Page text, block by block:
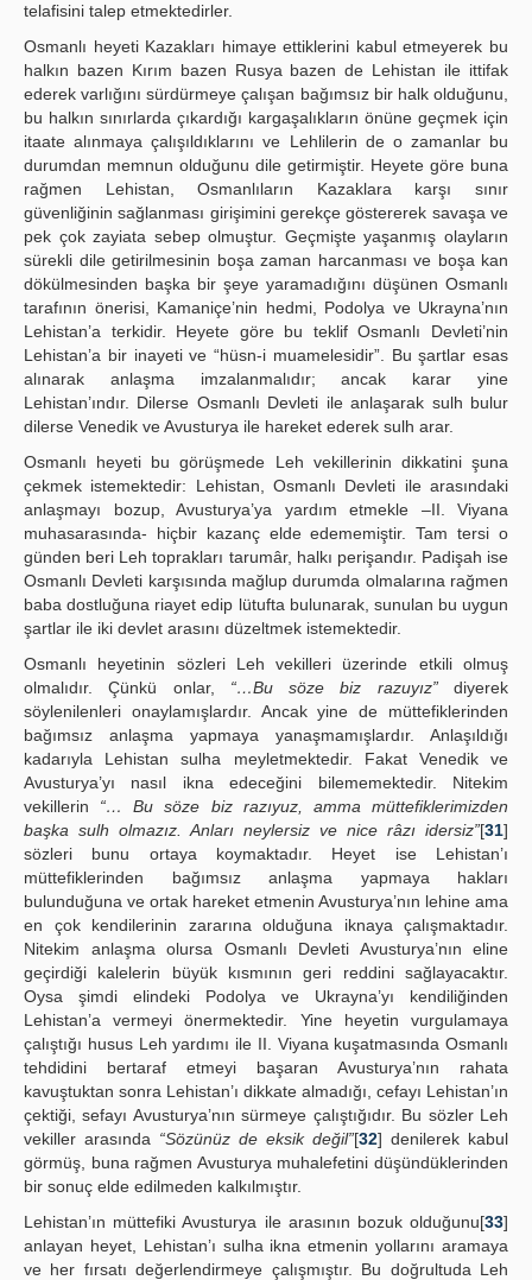
telafisini talep etmektedirler.
Osmanlı heyeti Kazakları himaye ettiklerini kabul etmeyerek bu
halkın bazen Kırım bazen Rusya bazen de Lehistan ile ittifak
ederek varlığını sürdürmeye çalışan bağımsız bir halk olduğunu,
bu halkın sınırlarda çıkardığı kargaşalıkların önüne geçmek için
itaate alınmaya çalışıldıklarını ve Lehlilerin de o zamanlar bu
durumdan memnun olduğunu dile getirmiştir. Heyete göre buna
rağmen Lehistan, Osmanlıların Kazaklara karşı sınır
güvenliğinin sağlanması girişimini gerekçe göstererek savaşa ve
pek çok zayiata sebep olmuştur. Geçmişte yaşanmış olayların
sürekli dile getirilmesinin boşa zaman harcanması ve boşa kan
dökülmesinden başka bir şeye yaramadığını düşünen Osmanlı
tarafının önerisi, Kamaniçe’nin hedmi, Podolya ve Ukrayna’nın
Lehistan’a terkidir. Heyete göre bu teklif Osmanlı Devleti’nin
Lehistan’a bir inayeti ve “hüsn-i muamelesidir”. Bu şartlar esas
alınarak anlaşma imzalanmalıdır; ancak karar yine
Lehistan’ındır. Dilerse Osmanlı Devleti ile anlaşarak sulh bulur
dilerse Venedik ve Avusturya ile hareket ederek sulh arar.
Osmanlı heyeti bu görüşmede Leh vekillerinin dikkatini şuna
çekmek istemektedir: Lehistan, Osmanlı Devleti ile arasındaki
anlaşmayı bozup, Avusturya’ya yardım etmekle –II. Viyana
muhasarasında- hiçbir kazanç elde edememiştir. Tam tersi o
günden beri Leh toprakları tarumâr, halkı perişandır. Padişah ise
Osmanlı Devleti karşısında mağlup durumda olmalarına rağmen
baba dostluğuna riayet edip lütufta bulunarak, sunulan bu uygun
şartlar ile iki devlet arasını düzeltmek istemektedir.
Osmanlı heyetinin sözleri Leh vekilleri üzerinde etkili olmuş
olmalıdır. Çünkü onlar, “…Bu söze biz razuyız”diyerek
söylenilenleri onaylamışlardır. Ancak yine de müttefiklerinden
bağımsız anlaşma yapmaya yanaşmamışlardır. Anlaşıldığı
kadarıyla Lehistan sulha meyletmektedir. Fakat Venedik ve
Avusturya’yı nasıl ikna edeceğini bilememektedir. Nitekim
vekillerin “… Bu söze biz razıyuz, amma müttefiklerimizden
başka sulh olmazız. Anları neylersiz ve nice râzı idersiz”[31]
sözleri bunu ortaya koymaktadır. Heyet ise Lehistan’ı
müttefiklerinden bağımsız anlaşma yapmaya hakları
bulunduğuna ve ortak hareket etmenin Avusturya’nın lehine ama
en çok kendilerinin zararına olduğuna iknaya çalışmaktadır.
Nitekim anlaşma olursa Osmanlı Devleti Avusturya’nın eline
geçirdiği kalelerin büyük kısmının geri reddini sağlayacaktır.
Oysa şimdi elindeki Podolya ve Ukrayna’yı kendiliğinden
Lehistan’a vermeyi önermektedir. Yine heyetin vurgulamaya
çalıştığı husus Leh yardımı ile II. Viyana kuşatmasında Osmanlı
tehdidini bertaraf etmeyi başaran Avusturya’nın rahata
kavuştuktan sonra Lehistan’ı dikkate almadığı, cefayı Lehistan’ın
çektiği, sefayı Avusturya’nın sürmeye çalıştığıdır. Bu sözler Leh
vekiller arasında “Sözünüz de eksik değil”[32] denilerek kabul
görmüş, buna rağmen Avusturya muhalefetini düşündüklerinden
bir sonuç elde edilmeden kalkılmıştır.
Lehistan’ın müttefiki Avusturya ile arasının bozuk olduğunu[33]
anlayan heyet, Lehistan’ı sulha ikna etmenin yollarını aramaya
ve her fırsatı değerlendirmeye çalışmıştır. Bu doğrultuda Leh